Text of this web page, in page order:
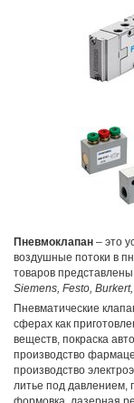
Пневмоклапан – это
воздушные потоки в
товаров
Siemens, Festo,
Пневматические
сферах как
веществ, покраска
производство
производство
литье под давлением,